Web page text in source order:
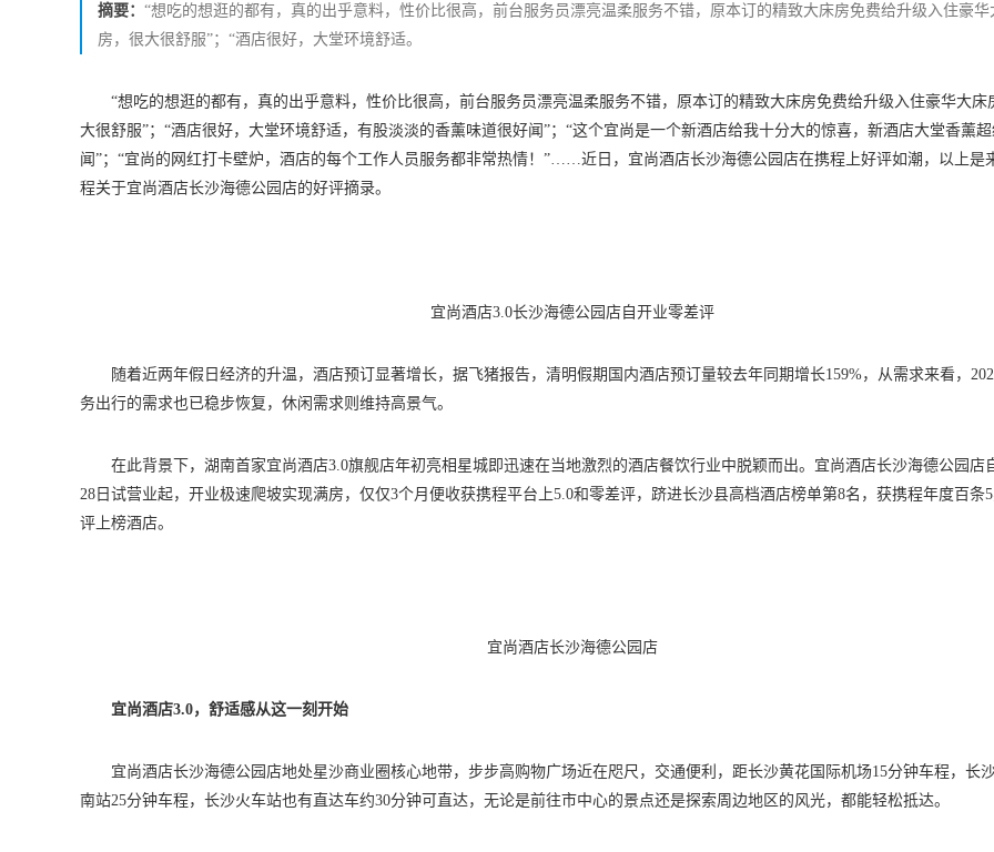
摘要： “想吃的想逛的都有，真的出乎意料，性价比很高，前台服务员漂亮温柔服务不错，原本订的精致大床房免费给升级入住豪华
房，很大很舒服”；“酒店很好，大堂环境舒适。
“想吃的想逛的都有，真的出乎意料，性价比很高，前台服务员漂亮温柔服务不错，原本订的精致大床房免费给升级入住豪华大床
大很舒服”；“酒店很好，大堂环境舒适，有股淡淡的香薰味道很好闻”；“这个宜尚是一个新酒店给我十分大的惊喜，新酒店大堂香薰
闻”；“宜尚的网红打卡壁炉，酒店的每个工作人员服务都非常热情！”……近日，宜尚酒店长沙海德公园店在携程上好评如潮，以上是
程关于宜尚酒店长沙海德公园店的好评摘录。
宜尚酒店3.0长沙海德公园店自开业零差评
随着近两年假日经济的升温，酒店预订显著增长，据飞猪报告，清明假期国内酒店预订量较去年同期增长159%，从需求来看，
务出行的需求也已稳步恢复，休闲需求则维持高景气。
在此背景下，湖南首家宜尚酒店3.0旗舰店年初亮相星城即迅速在当地激烈的酒店餐饮行业中脱颖而出。宜尚酒店长沙海德公园店
28日试营业起，开业极速爬坡实现满房，仅仅3个月便收获携程平台上5.0和零差评，跻进长沙县高档酒店榜单第8名，获携程年度百条
评上榜酒店。
宜尚酒店长沙海德公园店
宜尚酒店3.0，舒适感从这一刻开始
宜尚酒店长沙海德公园店地处星沙商业圈核心地带，步步高购物广场近在咫尺，交通便利，距长沙黄花国际机场15分钟车程，长
南站25分钟车程，长沙火车站也有直达车约30分钟可直达，无论是前往市中心的景点还是探索周边地区的风光，都能轻松抵达。